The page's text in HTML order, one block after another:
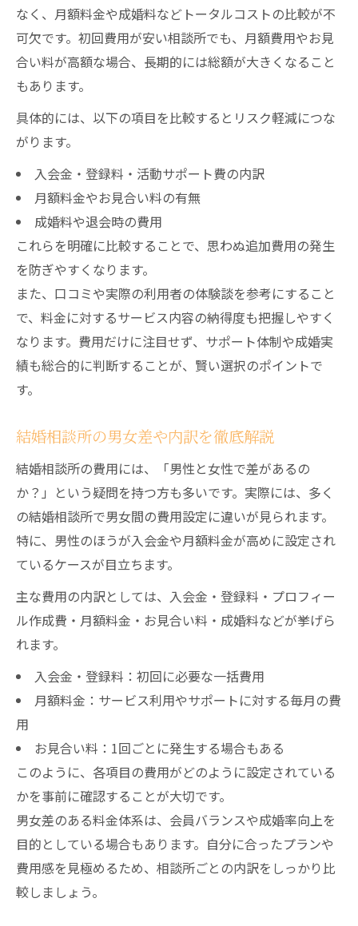
なく、月額料金や成婚料などトータルコストの比較が不
可欠です。初回費用が安い相談所でも、月額費用やお見
合い料が高額な場合、長期的には総額が大きくなること
もあります。
具体的には、以下の項目を比較するとリスク軽減につな
がります。
入会金・登録料・活動サポート費の内訳
月額料金やお見合い料の有無
成婚料や退会時の費用
これらを明確に比較することで、思わぬ追加費用の発生
を防ぎやすくなります。
また、口コミや実際の利用者の体験談を参考にすること
で、料金に対するサービス内容の納得度も把握しやすく
なります。費用だけに注目せず、サポート体制や成婚実
績も総合的に判断することが、賢い選択のポイントで
す。
結婚相談所の男女差や内訳を徹底解説
結婚相談所の費用には、「男性と女性で差があるの
か？」という疑問を持つ方も多いです。実際には、多く
の結婚相談所で男女間の費用設定に違いが見られます。
特に、男性のほうが入会金や月額料金が高めに設定され
ているケースが目立ちます。
主な費用の内訳としては、入会金・登録料・プロフィー
ル作成費・月額料金・お見合い料・成婚料などが挙げら
れます。
入会金・登録料：初回に必要な一括費用
月額料金：サービス利用やサポートに対する毎月の費
用
お見合い料：1回ごとに発生する場合もある
このように、各項目の費用がどのように設定されている
かを事前に確認することが大切です。
男女差のある料金体系は、会員バランスや成婚率向上を
目的としている場合もあります。自分に合ったプランや
費用感を見極めるため、相談所ごとの内訳をしっかり比
較しましょう。